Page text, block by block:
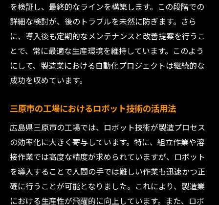
を検証し、最終的なラインを構築します。この段階での
詳細な検討が、後のトラブルを未然に防ぎます。さら
に、導入後も定期的なメンテナンスと改善提案を行うこ
とで、常に最適な生産環境を維持しています。このよう
にして、製造業における自動化プロジェクトは継続的な
成功を収めています。
三原市の工場におけるロボット技術の活用法
広島県三原市の工場では、ロボット技術が製造プロセス
の効率化に大きく寄与しています。特に、組立作業や溶
接作業では高度な精度が求められていますが、ロボット
を導入することで人間の手では難しい作業も迅速かつ正
確に行うことが可能となりました。これにより、製造業
における生産性が飛躍的に向上しています。また、ロボ